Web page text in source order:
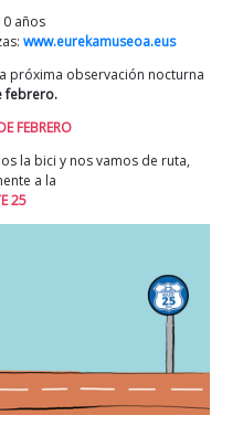
años
www.eurekamuseoa.eus
próxima observación nocturna
febrero.
FEBRERO
la bici y nos vamos de ruta,
a la
25